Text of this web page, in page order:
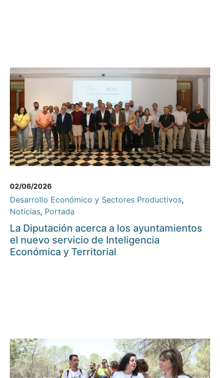
02/06/2026
Desarrollo Económico y Sectores Productivos,
Noticias, Portada
La Diputación acerca a los ayuntamientos
el nuevo servicio de Inteligencia
Económica y Territorial